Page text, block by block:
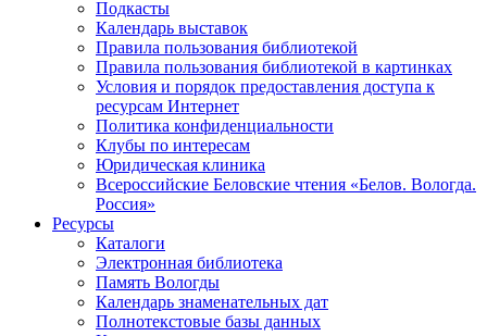
Подкасты
Календарь выставок
Правила пользования библиотекой
Правила пользования библиотекой в картинках
Условия и порядок предоставления доступа к
ресурсам Интернет
Политика конфиденциальности
Клубы по интересам
Юридическая клиника
Всероссийские Беловские чтения «Белов. Вологда.
Россия»
Ресурсы
Каталоги
Электронная библиотека
Память Вологды
Календарь знаменательных дат
Полнотекстовые базы данных